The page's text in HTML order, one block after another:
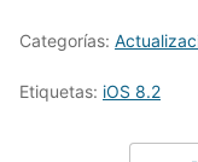
Categorías:
Etiquetas: iOS 8.2